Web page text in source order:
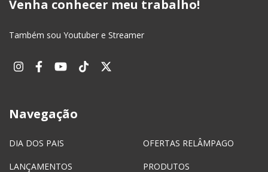
Venha conhecer meu trabalho!
Também sou Youtuber e Streamer
Navegação
DIA DOS PAIS OFERTAS RELÂMPAGO
LANÇAMENTOS PRODUTOS